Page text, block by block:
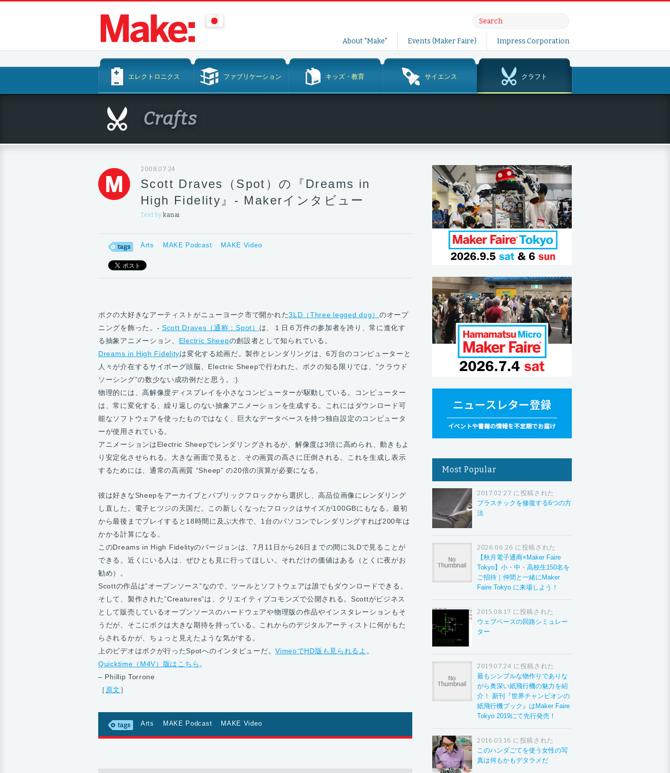
テ
ツ
へ
About "Make" Events (Maker Faire) Impress Corporation
テ
ス
エレクトロニクス ファブリケーション キッズ・教育 サイエンス クラフト
Crafts
2008.07.24
Scott Draves（Spot）の『Dreams in
High Fidelity』- Makerインタビュー
Text by kanai
Arts MAKE Podcast MAKE Video
ボクの大好きなアーティストがニューヨーク市で開かれた3LD（Three legged dog） のオープ
ニングを飾った。- Scott Draves（通称：Spot） は、１日６万件の参加者を誇り、常に進化す
る抽象アニメーション、 Electric Sheepの創設者として知られている。
Dreams in High Fidelityは変化する絵画だ。製作とレンダリングは、6万台のコンピューターと
人々が介在するサイボーグ頭脳、Electric Sheepで行われた。ボクの知る限りでは、”クラウド
ソーシング”の数少ない成功例だと思う。:)
物理的には、高解像度ディスプレイを小さなコンピューターが駆動している。コンピューター
は、常に変化する、繰り返しのない抽象アニメーションを生成する。これにはダウンロード可
能なソフトウェアを使ったものではなく、巨大なデータベースを持つ独自設定のコンピュータ
ーが使用されている。
アニメーションはElectric Sheepでレンダリングされるが、解像度は3倍に高められ、動きもよ
り安定化させられる。大きな画面で見ると、その画質の高さに圧倒される。これを生成し表示
するためには、通常の高画質 “Sheep” の20倍の演算が必要になる。
彼は好きなSheepをアーカイブとパブリックフロックから選択し、高品位画像にレンダリング
し直した。電子ヒツジの天国だ。この新しくなったフロックはサイズが100GBにもなる。最初
から最後までプレイすると18時間に及ぶ大作で、1台のパソコンでレンダリングすれば200年は
かかる計算になる。
このDreams in High Fidelityのバージョンは、7月11日から26日までの間に3LDで見ることが
できる。近くにいる人は、ぜひとも見に行ってほしい。それだけの価値はある（とくに夜がお
勧め）。
Scottの作品は”オープンソース”なので、ツールとソフトウェアは誰でもダウンロードできる。
そして、製作された”Creatures”は、クリエイティブコモンズで公開される。Scottがビジネス
として販売しているオープンソースのハードウェアや物理版の作品やインスタレーションもそ
うだが、そこにボクは大きな期待を持っている。これからのデジタルアーティストに何がもた
らされるかが、ちょっと見えたような気がする。
上のビデオはボクが行ったSpotへのインタビューだ。VimeoでHD版も見られるよ 。
Quicktime（M4V）版はこちら 。
– Phillip Torrone
［ 原文 ］
Arts MAKE Podcast MAKE Video
Most Popular
2017.02.27 に投稿された
プラスチックを修復する6つの方
法
2026.06.26 に投稿された
【秋月電子通商×Maker Faire
Tokyo】小・中・高校生150名を
ご招待｜仲間と一緒にMaker
Faire Tokyo に来場しよう！
2015.08.17 に投稿された
ウェブベースの回路シミュレー
ター
2019.07.24 に投稿された
最もシンプルな物作りでありな
がら奥深い紙飛行機の魅力を紹
介！ 新刊『世界チャンピオンの
紙飛行機ブック』はMaker Faire
Tokyo 2019にて先行発売！
2016.03.16 に投稿された
このハンダごてを使う女性の写
真は何もかもデタラメだ